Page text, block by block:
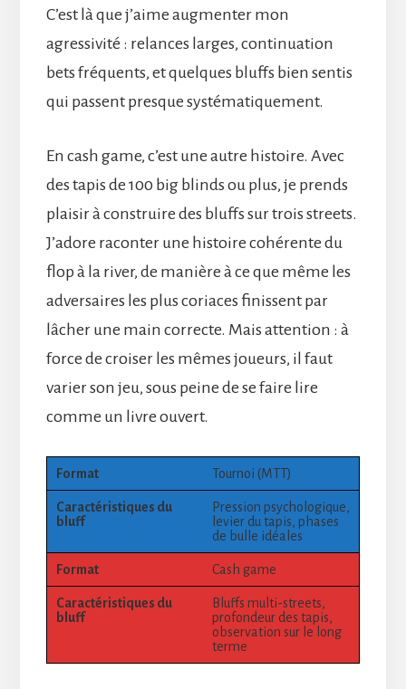
C’est là que j’aime augmenter mon
agressivité : relances larges, continuation
bets fréquents, et quelques bluffs bien sentis
qui passent presque systématiquement.
En cash game, c’est une autre histoire. Avec
des tapis de 100 big blinds ou plus, je prends
plaisir à construire des bluffs sur trois streets.
J’adore raconter une histoire cohérente du
flop à la river, de manière à ce que même les
adversaires les plus coriaces finissent par
lâcher une main correcte. Mais attention : à
force de croiser les mêmes joueurs, il faut
varier son jeu, sous peine de se faire lire
comme un livre ouvert.
Format Tournoi (MTT)
Caractéristiques du
bluff
Pression psychologique,
levier du tapis, phases
de bulle idéales
Format Cash game
Caractéristiques du
bluff
Bluffs multi-streets,
profondeur des tapis,
observation sur le long
terme